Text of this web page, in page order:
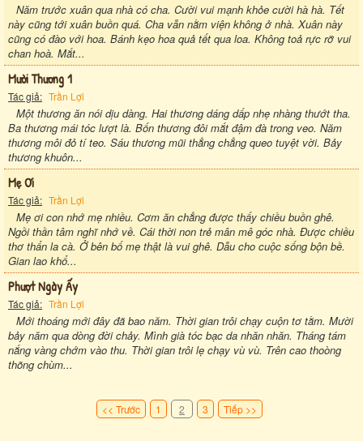
Năm trước xuân qua nhà có cha. Cười vui mạnh khỏe cười hà hà. Tết
này cũng tới xuân buồn quá. Cha vẫn nằm viện không ở nhà. Xuân này
cũng có đào với hoa. Bánh kẹo hoa quả tết qua loa. Không toả rực rỡ vui
chan hoà. Mắt...
Mười Thương 1
Tác giả: Trần Lợi
Một thương ăn nói dịu dàng. Hai thương dáng dấp nhẹ nhàng thướt tha.
Ba thương mái tóc lượt là. Bốn thương đôi mắt đậm đà trong veo. Năm
thương môi đỏ tí teo. Sáu thương mũi thẳng chẳng queo tuyệt vời. Bảy
thương khuôn...
Mẹ Ơi
Tác giả: Trần Lợi
Mẹ ơi con nhớ mẹ nhiều. Cơm ăn chẳng được thấy chiều buồn ghê.
Ngồi thần tâm nghĩ nhớ về. Cái thời non trẻ mân mê góc nhà. Được chiều
thơ thẩn la cà. Ở bên bố mẹ thật là vui ghê. Dẫu cho cuộc sống bộn bề.
Gian lao khổ...
Phượt Ngày Ấy
Tác giả: Trần Lợi
Mới thoáng mới đây đã bao năm. Thời gian trôi chạy cuộn tơ tằm. Mười
bảy năm qua dòng đời chảy. Mình già tóc bạc da nhăn nhăn. Tháng tám
nắng vàng chớm vào thu. Thời gian trôi lẹ chạy vù vù. Trên cao thoòng
thõng chùm...
<< Trước 1 2 3 Tiếp >>